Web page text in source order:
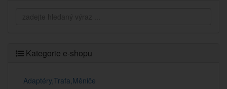
Kategorie e-shopu
Adaptéry,Trafa,Měniče